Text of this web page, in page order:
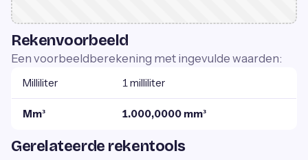
Rekenvoorbeeld
Een voorbeeldberekening met ingevulde waarden:
Milliliter 1 milliliter
Mm³ 1.000,0000 mm³
Gerelateerde rekentools